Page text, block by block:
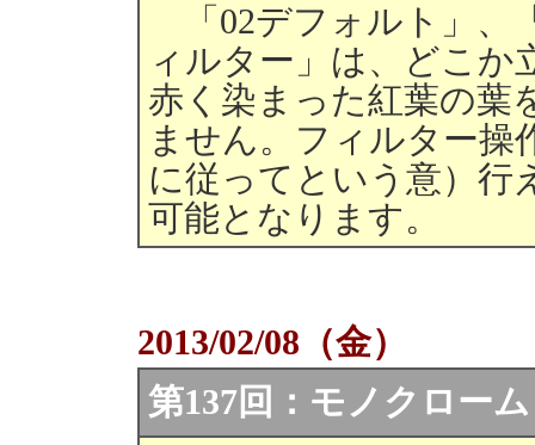
「02デフォルト」、
ィルター」は、どこか
赤く染まった紅葉の葉
ません。フィルター操
に従ってという意）行
可能となります。
2013/02/08（金）
第137回：モノクロー